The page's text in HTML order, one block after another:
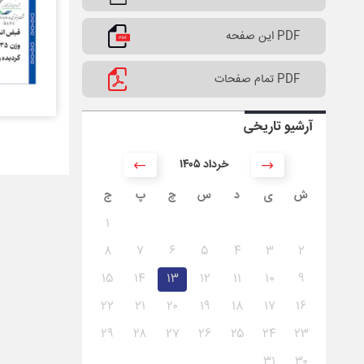
PDF این صفحه
PDF تمام صفحات
آرشیو تاریخی
۱۴۰۵ خرداد
ش
ی د س چ پ ج
۱
۲
۳ ۴ ۵ ۶ ۷
۸
۹
۱۰ ۱۱ ۱۲ ۱۳ ۱۴
۱۵
۱۶
۱۷ ۱۸ ۱۹ ۲۰ ۲۱
۲۲
۲۳
۲۴ ۲۵ ۲۶ ۲۷ ۲۸
۲۹